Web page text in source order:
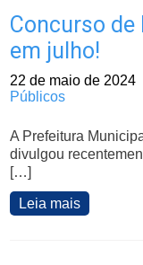
Concurso de
em julho!
22 de maio de 2024
Públicos
A Prefeitura
divulgou
[…]
Leia mais